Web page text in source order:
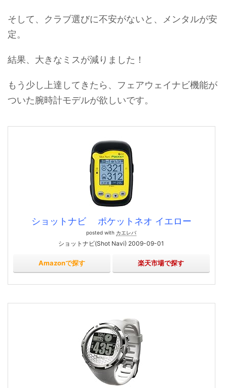
そして、クラブ選びに不安がないと、メンタルが安
定。
結果、大きなミスが減りました！
もう少し上達してきたら、フェアウェイナビ機能が
ついた腕時計モデルが欲しいです。
ショットナビ ポケットネオ イエロー
posted with カエレバ
ショットナビ(Shot Navi) 2009-09-01
Amazonで探す 楽天市場で探す